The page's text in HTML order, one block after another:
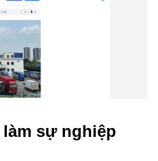
sự nghiệp